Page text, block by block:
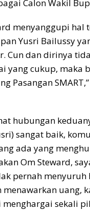
Calon Wakil
menyanggupi hal
Yusri Bailussy
Cun dan dirinya
yang cukup, maka
Pasangan
hubungan
sangat baik,
ada yang
Om Steward,
pernah menyuruh
uang,
menghargai sekali